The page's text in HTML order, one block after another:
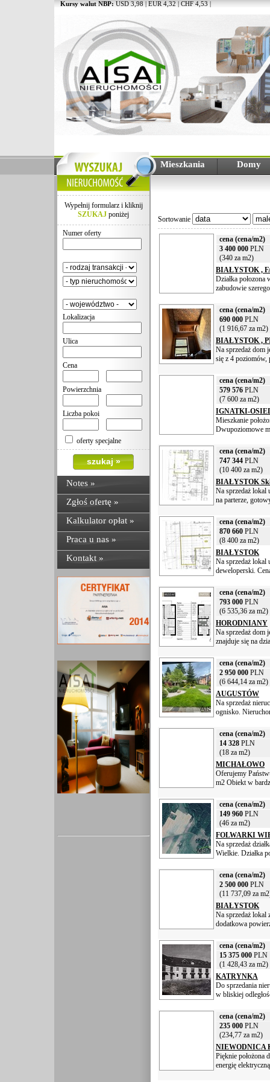
Kursy walut NBP:USD 3,98 | EUR 4,32 | CHF 4,53 |
Mieszkania Domy
Wypełnij formularz i kliknij
SZUKAJ poniżej
Numer oferty
Lokalizacja
Ulica
Cena
Powierzchnia
Liczba pokoi
oferty specjalne
Notes »
Zgłoś ofertę »
Kalkulator opłat »
Praca u nas »
Kontakt »
Sortowanie
cena (cena/m2)
3 400 000 PLN
(340 za m2)
BIAŁYSTOK ,
Działka
zabudowie
cena (cena/m2)
690 000 PLN
(1 916,67 za m2)
BIAŁYSTOK ,
Na sprzedaż dom
się z 4 poziomów,
cena (cena/m2)
579 576 PLN
(7 600 za m2)
IGNATKI-
Mieszkanie
Dwupoziomowe
cena (cena/m2)
747 344 PLN
(10 400 za m2)
BIAŁYSTOK
Na sprzedaż lokal
na parterze,
cena (cena/m2)
870 660 PLN
(8 400 za m2)
BIAŁYSTOK
Na sprzedaż lokal
deweloperski.
cena (cena/m2)
793 000 PLN
(6 535,36 za m2)
HORODNIANY
Na sprzedaż dom
znajduje się na
cena (cena/m2)
2 950 000 PLN
(6 644,14 za m2)
AUGUSTÓW
Na sprzedaż
ognisko.
cena (cena/m2)
14 328 PLN
(18 za m2)
MICHAŁOWO
Oferujemy
m2 Obiekt w
cena (cena/m2)
149 960 PLN
(46 za m2)
FOLWARKI
Na sprzedaż
Wielkie. Działka
cena (cena/m2)
2 500 000 PLN
(11 737,09 za
BIAŁYSTOK
Na sprzedaż lokal
dodatkowa
cena (cena/m2)
15 375 000 PLN
(1 428,43 za m2)
KATRYNKA
Do sprzedania
w bliskiej
cena (cena/m2)
235 000 PLN
(234,77 za m2)
NIEWODNICA
Pięknie położona
energię